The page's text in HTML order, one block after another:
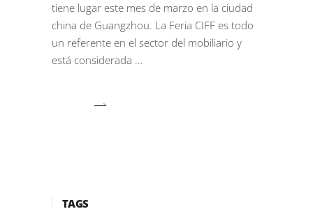
tiene lugar este mes de marzo en la ciudad
china de Guangzhou. La Feria CIFF es todo
un referente en el sector del mobiliario y
está considerada
TAGS